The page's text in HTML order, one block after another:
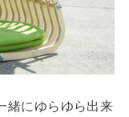
緒にゆらゆら出来